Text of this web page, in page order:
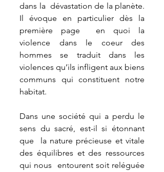
dans la  dévastation de la planète.
Il évoque en particulier dès la
première page  en quoi la
violence dans le coeur des
hommes se traduit dans les
violences qu’ils infligent aux biens
communs qui constituent notre
habitat.
Dans une société qui a perdu le
sens du sacré, est-il si étonnant
que  la nature précieuse et vitale
des équilibres et des ressources
qui nous  entourent soit reléguée